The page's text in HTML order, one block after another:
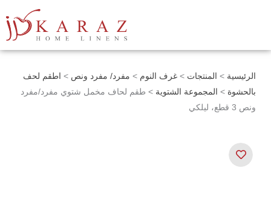
الرئيسية > المنتجات > غرف النوم > مفرد/ مفرد ونص > اطقم لحف
بالحشوة > المجموعة الشتوية > طقم لحاف مخمل شتوي مفرد/مفرد
ونص 3 قطع، ليلكي